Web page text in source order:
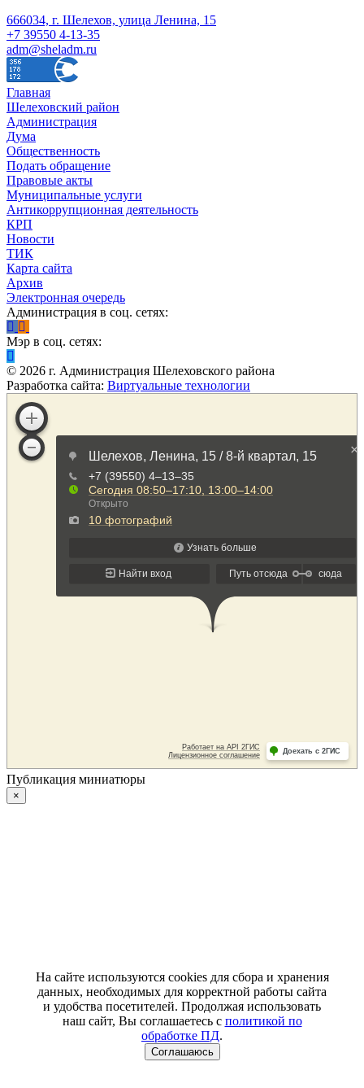
666034, г. Шелехов, улица Ленина, 15
+7 39550 4-13-35
adm@sheladm.ru
Главная
Шелеховский район
Администрация
Дума
Общественность
Подать обращение
Правовые акты
Муниципальные услуги
Антикоррупционная деятельность
КРП
Новости
ТИК
Карта сайта
Архив
Электронная очередь
Администрация в соц. сетях:
Мэр в соц. сетях:
© 2026 г. Администрация Шелеховского района
Разработка сайта: Виртуальные технологии
Публикация миниатюры
×
На сайте используются cookies для сбора и хранения
данных, необходимых для корректной работы сайта
и удобства посетителей. Продолжая использовать
наш сайт, Вы соглашаетесь с политикой по
обработке ПД.
Соглашаюсь